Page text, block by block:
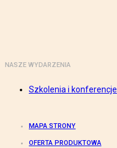
NASZE WYDARZENIA
Szkolenia i konferencje
MAPA STRONY
OFERTA PRODUKTOWA